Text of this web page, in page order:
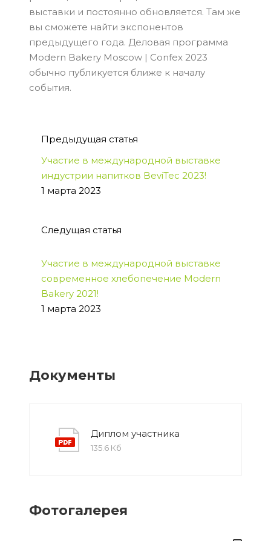
выставки и постоянно обновляется. Там же
вы сможете найти экспонентов
предыдущего года. Деловая программа
Modern Bakery Moscow | Confex 2023
обычно публикуется ближе к началу
события.
Предыдущая статья
Участие в международной выставке
индустрии напитков BeviTec 2023!
1 марта 2023
Следущая статья
Участие в международной выставке
современное хлебопечение Modern
Bakery 2021!
1 марта 2023
Документы
Диплом участника
135.6 Кб
Фотогалерея